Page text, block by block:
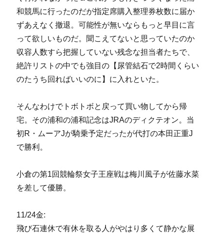
和競馬に行ったのだが指定席購入整理券枚数に届か
ずあえなく撤退。可能性が無いならもっと早目に言
って欲しいものだ。聞こえてないと思っていたのか
収容人数すら把握していない残念な担当者たちで、
絶許リストの中でも強目の【尿管結石で2時間くらい
のたうち回ればいいのに】に入れといた。
そんなわけでトボトボと戻って買い物してから帰
宅。その浦和の浦和記念はJRAのディクテオン。当
初R・ムーアJが騎乗予定だったが代打の本田正重J
で勝利。
小倉の第1回競輪祭女子王座戦は梅川風子が佐藤水菜
を差して優勝。
11/24金:
飛び石連休で有休を取る人がやはり多くて静かな展